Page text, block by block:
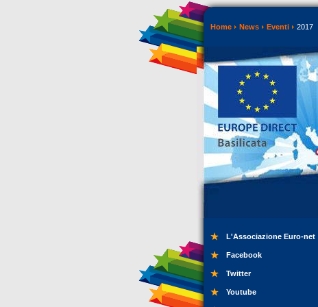
Home News Eventi 2017
L'Associazione Euro-net
Facebook
Twitter
Youtube